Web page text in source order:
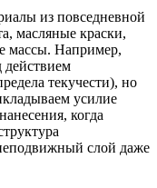
из повседневной
масляные краски,
массы. Например,
действием
текучести), но
усилие
когда
неподвижный слой даже